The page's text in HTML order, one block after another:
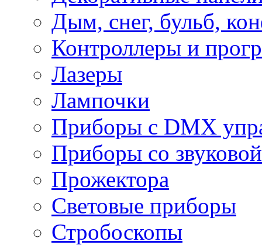
Дым, снег, бульб,
Контроллеры и
Лазеры
Лампочки
Приборы с DMX
Приборы со
Прожектора
Световые приборы
Стробоскопы